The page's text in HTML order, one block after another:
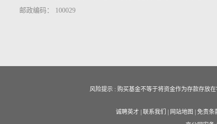
邮政编码： 100029
风险提示 : 购买基金不等于将资金作为存款存放
诚聘英才 联系我们 网站地图
免责条